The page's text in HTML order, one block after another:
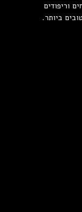
וריפודים
ביותר.